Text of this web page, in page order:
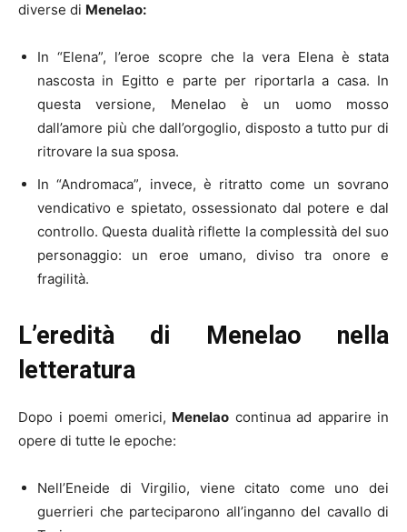
diverse di Menelao:
In “Elena”, l’eroe scopre che la vera Elena è stata
nascosta in Egitto e parte per riportarla a casa. In
questa versione, Menelao è un uomo mosso
dall’amore più che dall’orgoglio, disposto a tutto pur di
ritrovare la sua sposa.
In “Andromaca”, invece, è ritratto come un sovrano
vendicativo e spietato, ossessionato dal potere e dal
controllo. Questa dualità riflette la complessità del suo
personaggio: un eroe umano, diviso tra onore e
fragilità.
L’eredità di Menelao nella
letteratura
Dopo i poemi omerici, Menelao continua ad apparire in
opere di tutte le epoche:
Nell’Eneide di Virgilio, viene citato come uno dei
guerrieri che parteciparono all’inganno del cavallo di